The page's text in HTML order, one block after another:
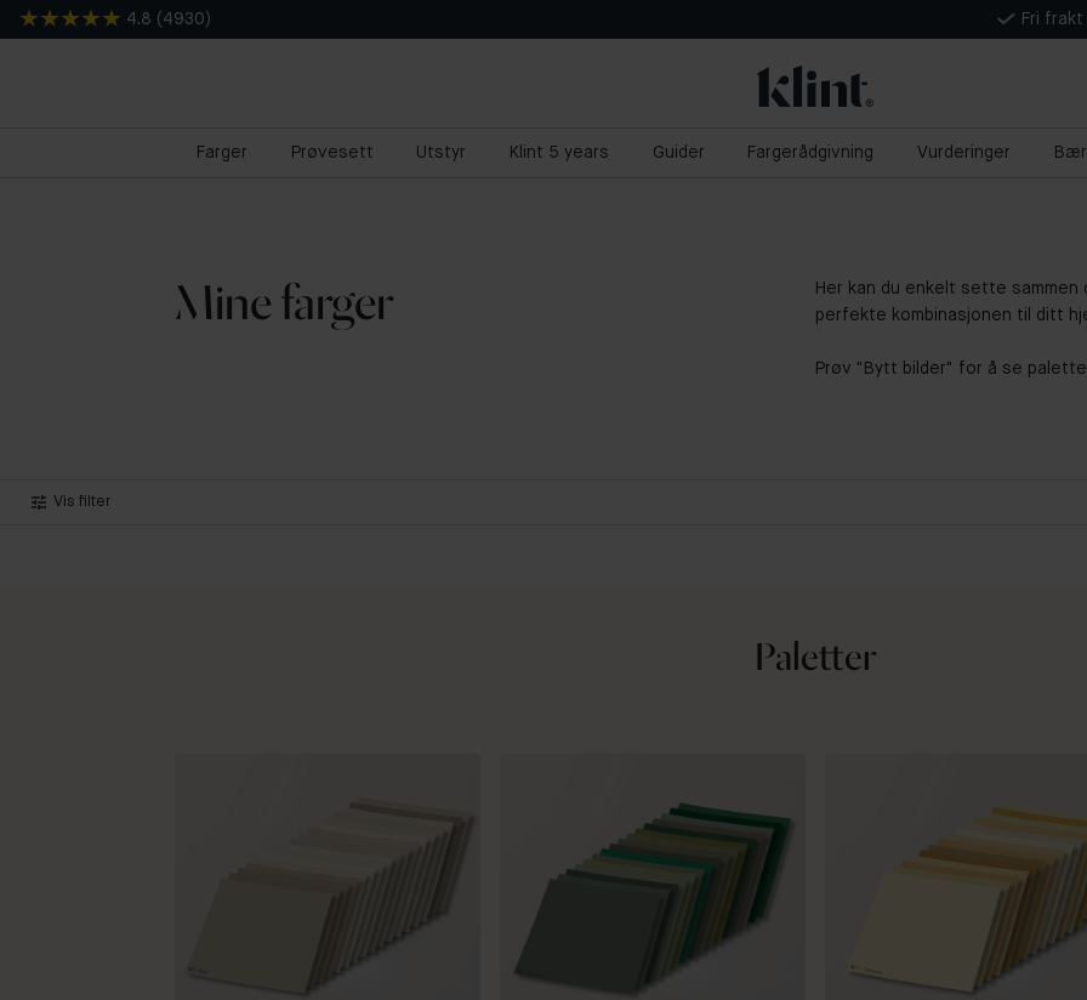
4.8 ( 4930 ) Fri
Farger Prøvesett Utstyr Klint 5 years Guider Fargerådgivning Vurderinger
Mine farger
Her kan du enkelt sette
perfekte kombinasjonen til ditt
Prøv "Bytt bilder" for å se
Vis filter
Paletter